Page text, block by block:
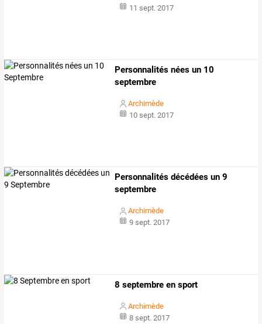
11 sept. 2017
Personnalités nées un 10
septembre
Archimède
10 sept. 2017
Personnalités décédées un 9
septembre
Archimède
9 sept. 2017
8 septembre en sport
Archimède
8 sept. 2017